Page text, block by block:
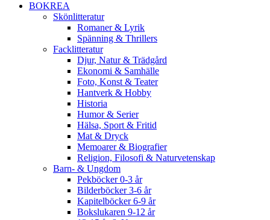
BOKREA
Skönlitteratur
Romaner & Lyrik
Spänning & Thrillers
Facklitteratur
Djur, Natur & Trädgård
Ekonomi & Samhälle
Foto, Konst & Teater
Hantverk & Hobby
Historia
Humor & Serier
Hälsa, Sport & Fritid
Mat & Dryck
Memoarer & Biografier
Religion, Filosofi & Naturvetenskap
Barn- & Ungdom
Pekböcker 0-3 år
Bilderböcker 3-6 år
Kapitelböcker 6-9 år
Bokslukaren 9-12 år